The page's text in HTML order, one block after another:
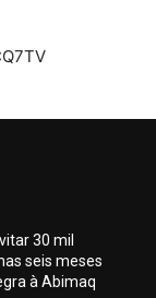
30 mil
seis meses
à Abimaq